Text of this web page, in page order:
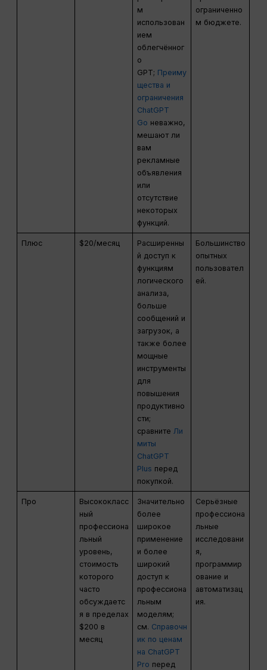
м
использован
ием
облегчённог
о
GPT; Преиму
щества и
ограничения
ChatGPT
Go неважно,
мешают ли
вам
рекламные
объявления
или
отсутствие
некоторых
функций.
ограниченно
м бюджете.
Плюс $20/месяц
Расширенны
й доступ к
функциям
логического
анализа,
больше
сообщений и
загрузок, а
также более
мощные
инструменты
для
повышения
продуктивно
сти;
сравните Ли
миты
ChatGPT
Plus перед
покупкой.
Большинство
опытных
пользовател
ей.
Про
Высококласс
ный
профессиона
льный
уровень,
стоимость
которого
часто
обсуждаетс
я в пределах
$200 в
месяц
Значительно
более
широкое
применение
и более
широкий
доступ к
профессиона
льным
моделям;
см. Справочн
ик по ценам
на ChatGPT
Pro перед
Серьёзные
профессиона
льные
исследовани
я,
программир
ование и
автоматизац
ия.